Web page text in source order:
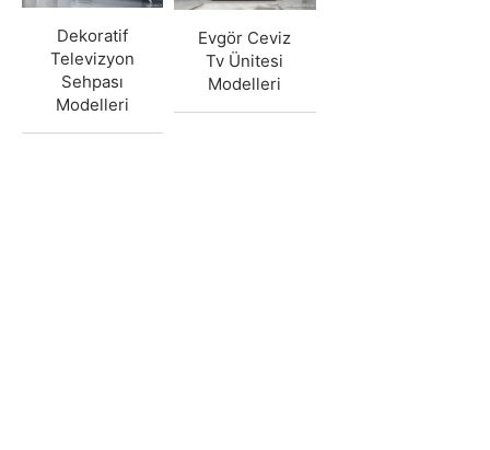
Dekoratif
Televizyon
Sehpası
Modelleri
Evgör Ceviz
Tv Ünitesi
Modelleri